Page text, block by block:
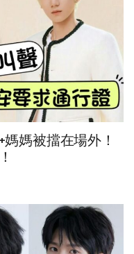
媽被擋在場外！